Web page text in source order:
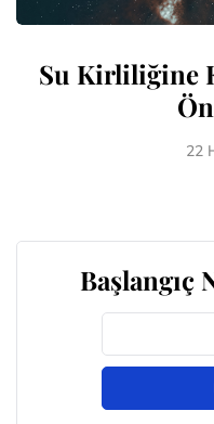
Su Kirliliğine
22
Başlangıç